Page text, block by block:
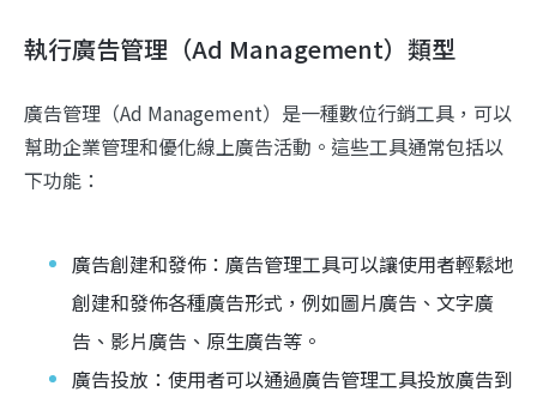
執行廣告管理（Ad Management）類型
廣告管理（Ad Management）是一種數位行銷工具，可以
幫助企業管理和優化線上廣告活動。這些工具通常包括以
下功能：
廣告創建和發佈：廣告管理工具可以讓使用者輕鬆地
創建和發佈各種廣告形式，例如圖片廣告、文字廣
告、影片廣告、原生廣告等。
廣告投放：使用者可以通過廣告管理工具投放廣告到